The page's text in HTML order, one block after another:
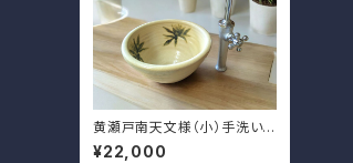
黄瀬戸南天文様（小）手洗い
鉢 排水金具付き
¥22,000